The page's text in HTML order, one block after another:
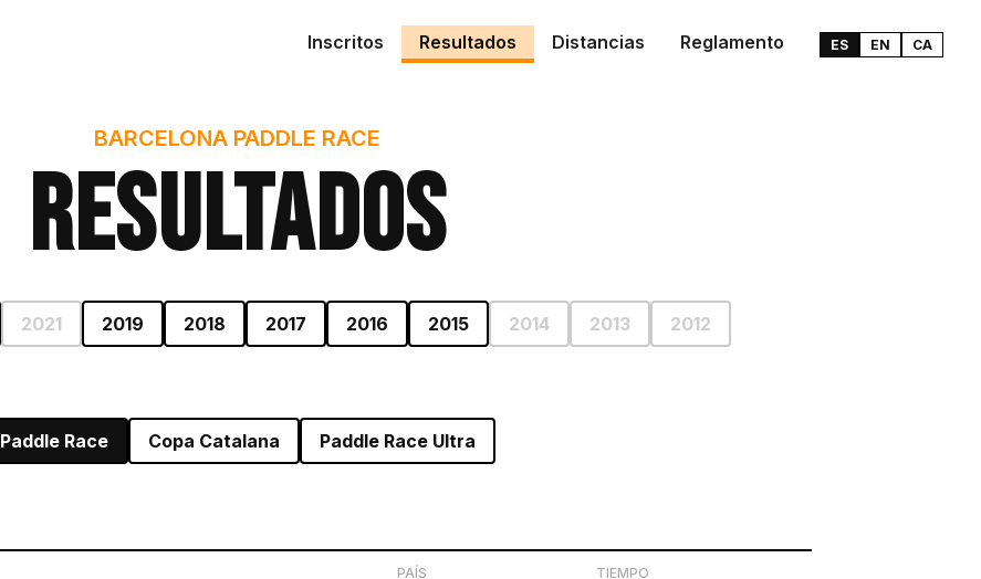
Inscritos Resultados Distancias Reglamento ES EN CA
BARCELONA PADDLE RACE
Resultados
2021 2019 2018 2017 2016 2015 2014 2013 2012
Paddle Race Copa Catalana Paddle Race Ultra
PAÍS TIEMPO